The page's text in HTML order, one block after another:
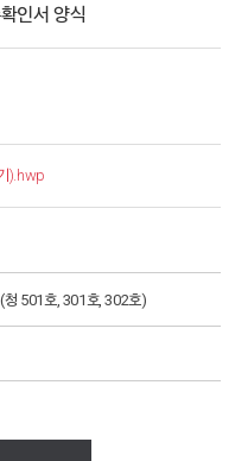
인서 양식
).hwp
청 501호, 301호, 302호)